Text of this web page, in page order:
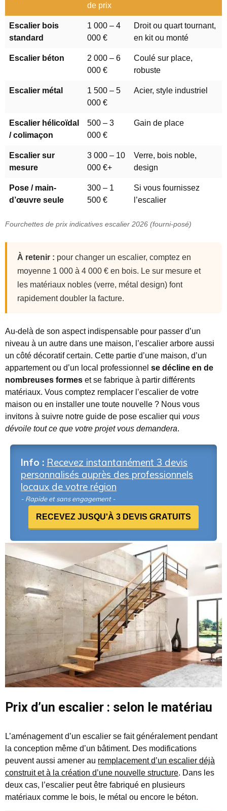
de prix
Escalier bois
standard
1 000 – 4
000 €
Droit ou quart tournant,
en kit ou monté
Escalier béton
2 000 – 6
000 €
Coulé sur place,
robuste
Escalier métal
1 500 – 5
000 €
Acier, style industriel
Escalier hélicoïdal
/ colimaçon
500 – 3
000 €
Gain de place
Escalier sur
mesure
3 000 – 10
000 €+
Verre, bois noble,
design
Pose / main-
d’œuvre seule
300 – 1
500 €
Si vous fournissez
l’escalier
Fourchettes de prix indicatives escalier 2026 (fourni-posé)
À retenir : pour changer un escalier, comptez en
moyenne 1 000 à 4 000 € en bois. Le sur mesure et
les matériaux nobles (verre, métal design) font
rapidement doubler la facture.
Au-delà de son aspect indispensable pour passer d’un
niveau à un autre dans une maison, l’escalier arbore aussi
un côté décoratif certain. Cette partie d’une maison, d’un
appartement ou d’un local professionnel se décline en de
nombreuses formes et se fabrique à partir différents
matériaux. Vous comptez remplacer l’escalier de votre
maison ou en installer une toute nouvelle ? Nous vous
invitons à suivre notre guide de pose escalier qui vous
dévoile tout ce que votre projet vous demandera.
Info : Recevez instantanément 3 devis
personnalisés auprès des professionnels
locaux de votre région
- Rapide et sans engagement -
RECEVEZ JUSQU'À 3 DEVIS GRATUITS
Prix d’un escalier : selon le matériau
L’aménagement d’un escalier se fait généralement pendant
la conception même d’un bâtiment. Des modifications
peuvent aussi amener au remplacement d’un escalier déjà
construit et à la création d’une nouvelle structure. Dans les
deux cas, l’escalier peut être fabriqué en plusieurs
matériaux comme le bois, le métal ou encore le béton.